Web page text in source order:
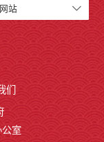
站
们
室